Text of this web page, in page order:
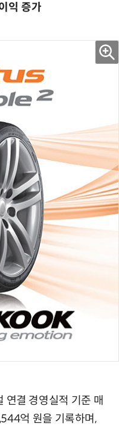
익 증가
연결 경영실적 기준 매
억 원을 기록하며,